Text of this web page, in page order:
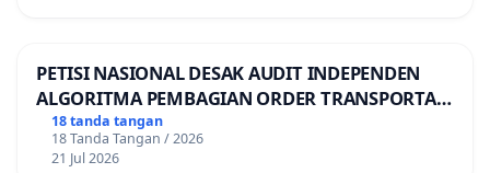
PETISI NASIONAL DESAK AUDIT INDEPENDEN
ALGORITMA PEMBAGIAN ORDER TRANSPORTASI
ONLINE
18 tanda tangan
18 Tanda Tangan / 2026
21 Jul 2026